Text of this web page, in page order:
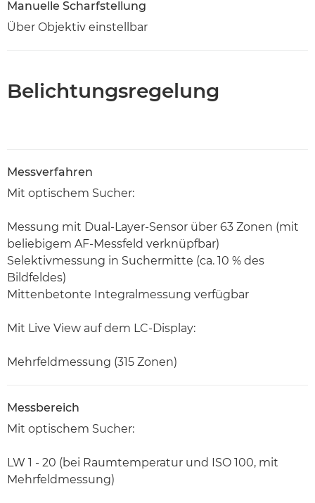
Manuelle Scharfstellung
Über Objektiv einstellbar
Belichtungsregelung
Messverfahren
Mit optischem Sucher:
Messung mit Dual-Layer-Sensor über 63 Zonen (mit
beliebigem AF-Messfeld verknüpfbar)
Selektivmessung in Suchermitte (ca. 10 % des
Bildfeldes)
Mittenbetonte Integralmessung verfügbar
Mit Live View auf dem LC-Display:
Mehrfeldmessung (315 Zonen)
Messbereich
Mit optischem Sucher:
LW 1 - 20 (bei Raumtemperatur und ISO 100, mit
Mehrfeldmessung)